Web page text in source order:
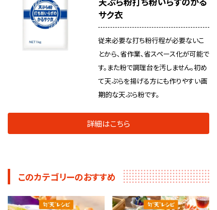
サク衣
従来必要な打ち粉行程が必要ないこ
とから、省作業、省スペース化が可能で
す。また粉で調理台を汚しません。初め
て天ぷらを揚げる方にも作りやすい画
期的な天ぷら粉です。
詳細はこちら
このカテゴリーのおすすめ